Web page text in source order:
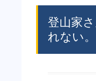
登山家
れない。